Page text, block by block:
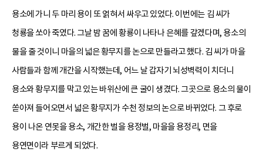
용소에 가니 두 마리 용이 또 얽혀서 싸우고 있었다. 이번에는 김 씨가
청룡을 쏘아 죽였다. 그날 밤 꿈에 황룡이 나타나 은혜를 갚겠다며, 용소의
물을 줄 것이니 마을의 넓은 황무지를 논으로 만들라고 했다. 김 씨가 마을
사람들과 함께 개간을 시작했는데, 어느 날 갑자기 뇌성벽력이 치더니
용소와 황무지를 막고 있는 바위산에 큰 굴이 생겼다. 그곳으로 용소의 물이
쏟아져 들어오면서 넓은 황무지가 수천 정보의 논으로 바뀌었다. 그 후로
용이 나온 연못을 용소, 개간한 벌을 용정벌, 마을을 용정리, 면을
용연면이라 부르게 되었다.